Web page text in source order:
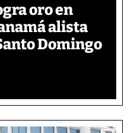
oro en
alista
Domingo